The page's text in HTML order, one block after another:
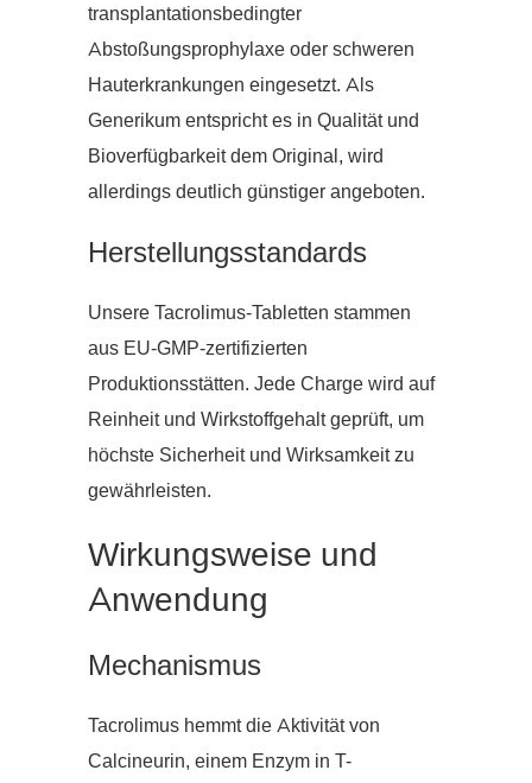
transplantationsbedingter
Abstoßungsprophylaxe oder schweren
Hauterkrankungen eingesetzt. Als
Generikum entspricht es in Qualität und
Bioverfügbarkeit dem Original, wird
allerdings deutlich günstiger angeboten.
Herstellungsstandards
Unsere Tacrolimus-Tabletten stammen
aus EU-GMP-zertifizierten
Produktionsstätten. Jede Charge wird auf
Reinheit und Wirkstoffgehalt geprüft, um
höchste Sicherheit und Wirksamkeit zu
gewährleisten.
Wirkungsweise und
Anwendung
Mechanismus
Tacrolimus hemmt die Aktivität von
Calcineurin, einem Enzym in T-